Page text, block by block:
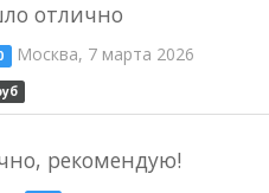
отлично
Москва, 7 марта 2026
рекомендую!